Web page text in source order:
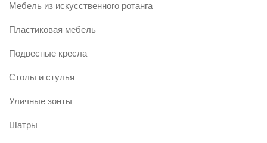
Мебель из искусственного ротанга
Пластиковая мебель
Подвесные кресла
Столы и стулья
Уличные зонты
Шатры